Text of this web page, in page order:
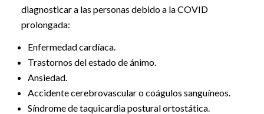
diagnosticar a las personas debido a la COVID
prolongada:
Enfermedad cardíaca.
Trastornos del estado de ánimo.
Ansiedad.
Accidente cerebrovascular o coágulos sanguíneos.
Síndrome de taquicardia postural ortostática.